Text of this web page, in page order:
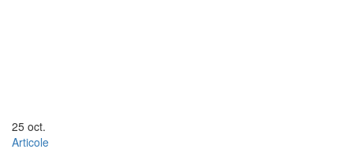
25 oct.
Articole